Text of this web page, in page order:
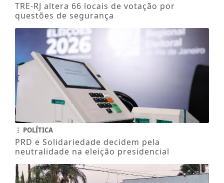
TRE-RJ altera 66 locais de votação por
questões de segurança
POLÍTICA
PRD e Solidariedade decidem pela
neutralidade na eleição presidencial